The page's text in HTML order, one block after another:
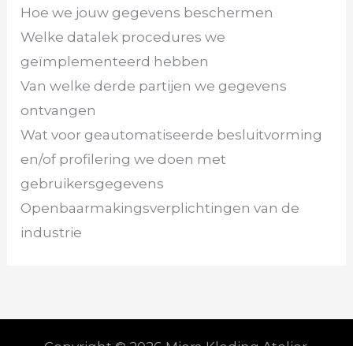
Hoe we jouw gegevens beschermen
Welke datalek procedures we
geïmplementeerd hebben
Van welke derde partijen we gegevens
ontvangen
Wat voor geautomatiseerde besluitvorming
en/of profilering we doen met
gebruikersgegevens
Openbaarmakingsverplichtingen van de
industrie